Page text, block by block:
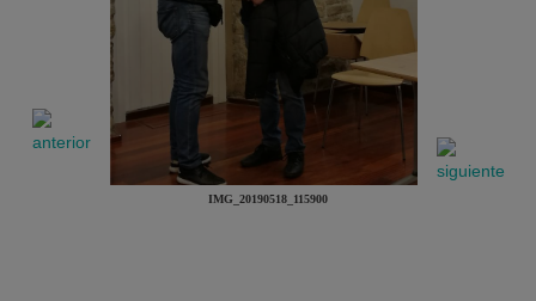
IMG_20190518_115900